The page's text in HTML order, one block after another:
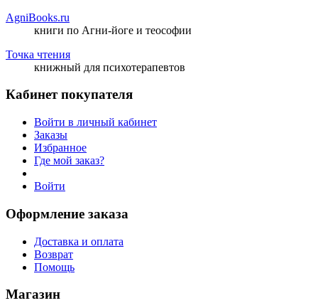
AgniBooks.ru
книги по Агни-йоге и теософии
Точка чтения
книжный для психотерапевтов
Кабинет покупателя
Войти в личный кабинет
Заказы
Избранное
Где мой заказ?
Войти
Оформление заказа
Доставка и оплата
Возврат
Помощь
Магазин